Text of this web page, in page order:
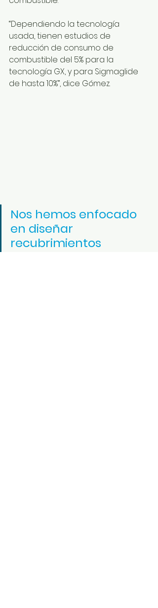
“Dependiendo la tecnología
usada, tienen estudios de
reducción de consumo de
combustible del 5% para la
tecnología GX, y para Sigmaglide
de hasta 10%”, dice Gómez.
Nos hemos enfocado
en diseñar
recubrimientos